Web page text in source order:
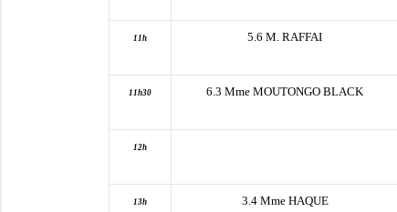
11h 5.6 M. RAFFAI
11h30 6.3 Mme MOUTONGO BLACK
12h
13h 3.4 Mme HAQUE